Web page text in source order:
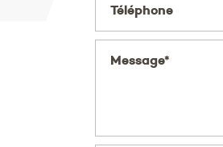
Téléphone
Message*